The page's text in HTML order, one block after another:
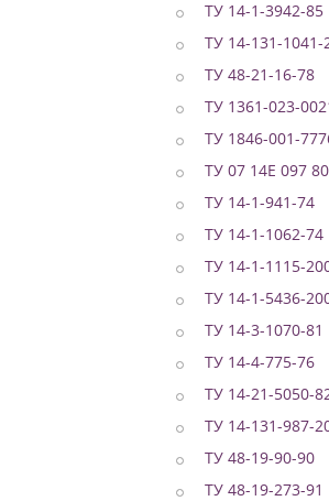
ТУ 14-1-3942-85
ТУ 14-131-
ТУ 48-21-16-78
ТУ 1361-023-
ТУ 1846-001-
ТУ 07 14Е 097
ТУ 14-1-941-74
ТУ 14-1-1062-74
ТУ 14-1-1115-
ТУ 14-1-5436-
ТУ 14-3-1070-81
ТУ 14-4-775-76
ТУ 14-21-5050-
ТУ 14-131-987-
ТУ 48-19-90-90
ТУ 48-19-273-91